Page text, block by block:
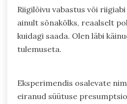
Riigilõivu vabastus või
ainult sõnakõlks, reaalselt
kuidagi saada. Olen läbi
tulemuseta.
Eksperimendis osalevate
eiranud süütuse